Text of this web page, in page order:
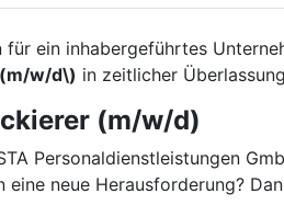
für ein inhabergeführtes
w/d\) in zeitlicher
(m/w/d)
Personaldienstleistungen
eine neue Herausforderung?